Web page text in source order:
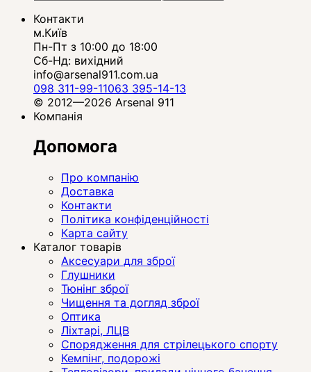
Контакти
м.Київ
Пн-Пт з 10:00 до 18:00
Сб-Нд: вихідний
info@arsenal911.com.ua
098 311-99-11063 395-14-13
© 2012—2026 Arsenal 911
Компанія
Допомога
Про компанію
Доставка
Контакти
Політика конфіденційності
Карта сайту
Каталог товарів
Аксесуари для зброї
Глушники
Тюнінг зброї
Чищення та догляд зброї
Оптика
Ліхтарі, ЛЦВ
Спорядження для стрілецького спорту
Кемпінг, подорожі